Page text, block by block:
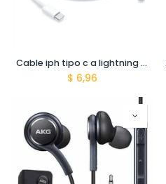
Cable iph tipo c a lightning 1m KD2413-CA00062
$ 6,96